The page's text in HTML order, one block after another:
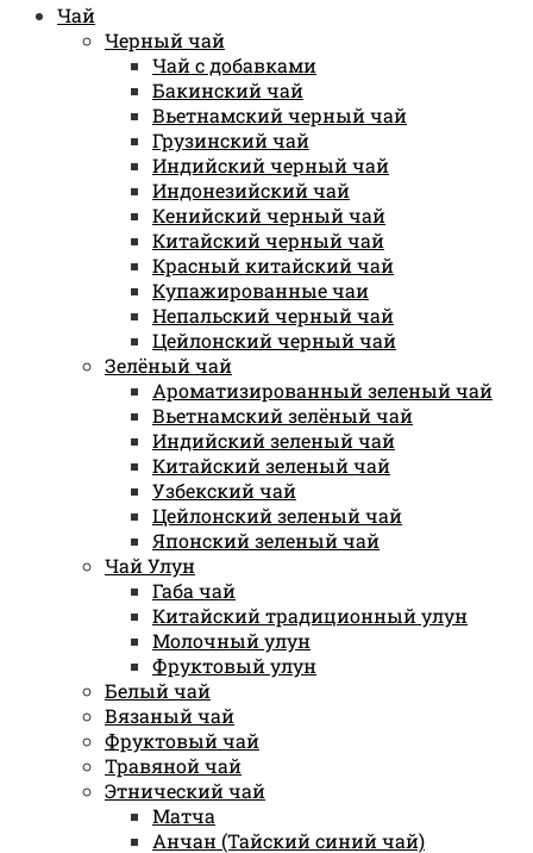
Чай
Черный чай
Чай с добавками
Бакинский чай
Вьетнамский черный чай
Грузинский чай
Индийский черный чай
Индонезийский чай
Кенийский черный чай
Китайский черный чай
Красный китайский чай
Купажированные чаи
Непальский черный чай
Цейлонский черный чай
Зелёный чай
Ароматизированный зеленый чай
Вьетнамский зелёный чай
Индийский зеленый чай
Китайский зеленый чай
Узбекский чай
Цейлонский зеленый чай
Японский зеленый чай
Чай Улун
Габа чай
Китайский традиционный улун
Молочный улун
Фруктовый улун
Белый чай
Вязаный чай
Фруктовый чай
Травяной чай
Этнический чай
Матча
Анчан (Тайский синий чай)